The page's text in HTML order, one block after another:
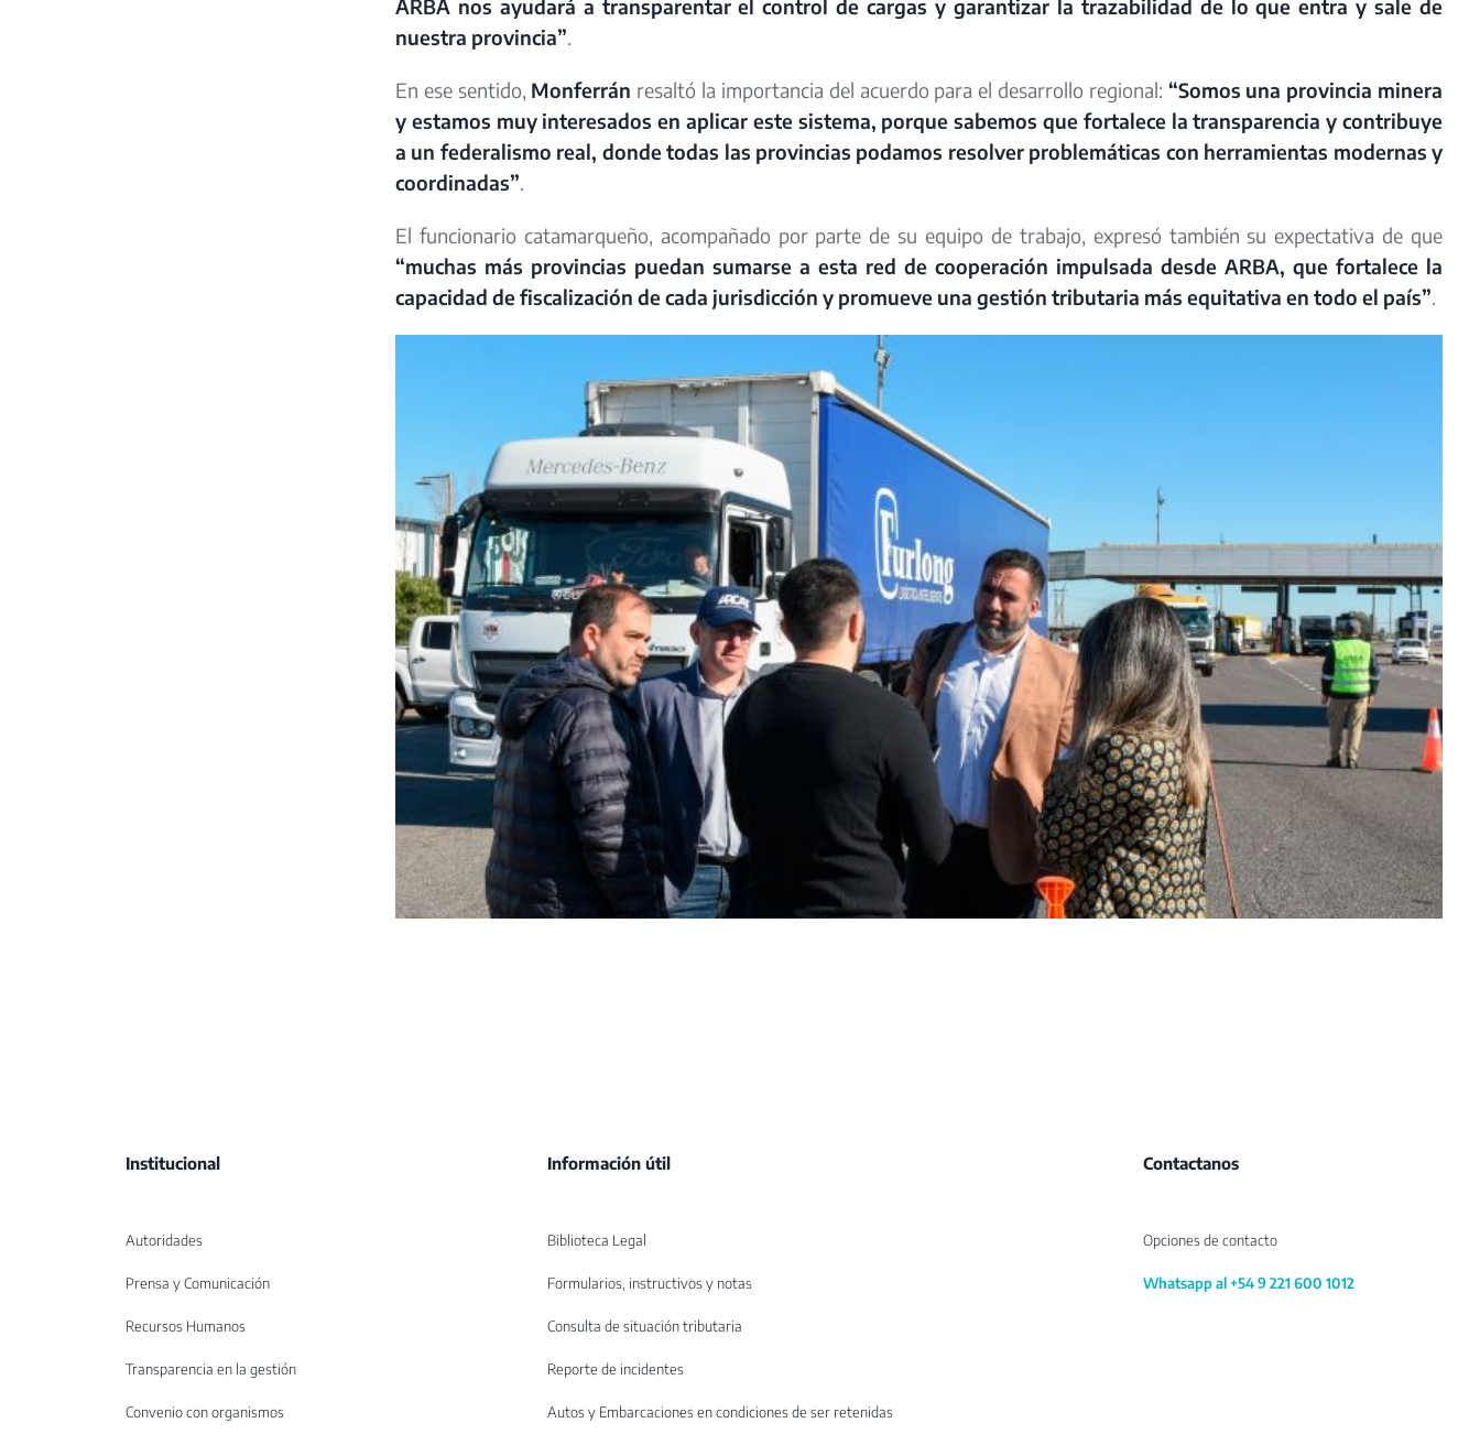
ARBA nos ayudará a transparentar el control de cargas y garantizar la trazabilidad de lo que entra y sale de
nuestra provincia”.
En ese sentido, Monferrán resaltó la importancia del acuerdo para el desarrollo regional: “Somos una provincia minera
y estamos muy interesados en aplicar este sistema, porque sabemos que fortalece la transparencia y contribuye
a un federalismo real, donde todas las provincias podamos resolver problemáticas con herramientas modernas y
coordinadas”.
El funcionario catamarqueño, acompañado por parte de su equipo de trabajo, expresó también su expectativa de que
“muchas más provincias puedan sumarse a esta red de cooperación impulsada desde ARBA, que fortalece la
capacidad de fiscalización de cada jurisdicción y promueve una gestión tributaria más equitativa en todo el país”.
Institucional
Autoridades
Prensa y Comunicación
Recursos Humanos
Transparencia en la gestión
Convenio con organismos
Información útil
Biblioteca Legal
Formularios, instructivos y notas
Consulta de situación tributaria
Reporte de incidentes
Autos y Embarcaciones en condiciones de ser retenidas
Contactanos
Opciones de contacto
Whatsapp al +54 9 221 600 1012